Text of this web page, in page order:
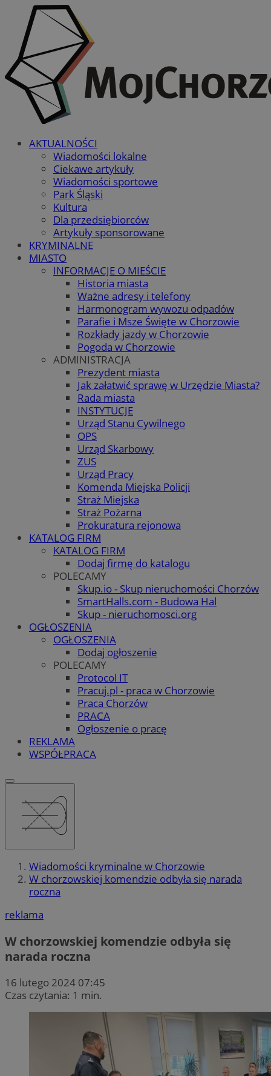
AKTUALNOŚCI
Wiadomości lokalne
Ciekawe artykuły
Wiadomości sportowe
Park Śląski
Kultura
Dla przedsiębiorców
Artykuły sponsorowane
KRYMINALNE
MIASTO
INFORMACJE O MIEŚCIE
Historia miasta
Ważne adresy i telefony
Harmonogram wywozu odpadów
Parafie i Msze Święte w Chorzowie
Rozkłady jazdy w Chorzowie
Pogoda w Chorzowie
ADMINISTRACJA
Prezydent miasta
Jak załatwić sprawę w Urzędzie Miasta?
Rada miasta
INSTYTUCJE
Urząd Stanu Cywilnego
OPS
Urząd Skarbowy
ZUS
Urząd Pracy
Komenda Miejska Policji
Straż Miejska
Straż Pożarna
Prokuratura rejonowa
KATALOG FIRM
KATALOG FIRM
Dodaj firmę do katalogu
POLECAMY
Skup.io - Skup nieruchomości Chorzów
SmartHalls.com - Budowa Hal
Skup - nieruchomosci.org
OGŁOSZENIA
OGŁOSZENIA
Dodaj ogłoszenie
POLECAMY
Protocol IT
Pracuj.pl - praca w Chorzowie
Praca Chorzów
PRACA
Ogłoszenie o pracę
REKLAMA
WSPÓŁPRACA
Wiadomości kryminalne w Chorzowie
W chorzowskiej komendzie odbyła się narada
roczna
reklama
W chorzowskiej komendzie odbyła się
narada roczna
16 lutego 2024 07:45
Czas czytania: 1 min.